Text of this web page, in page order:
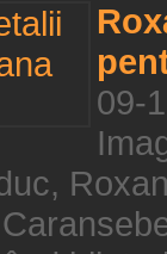
09-